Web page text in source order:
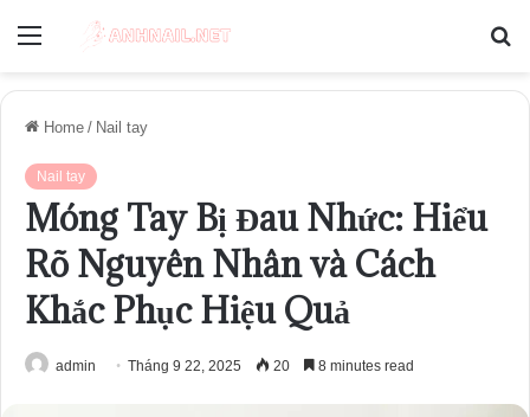
Menu
Home / Nail tay
Nail tay
Móng Tay Bị Đau Nhức: Hiểu
Rõ Nguyên Nhân và Cách
Khắc Phục Hiệu Quả
admin Tháng 9 22, 2025 20 8 minutes read